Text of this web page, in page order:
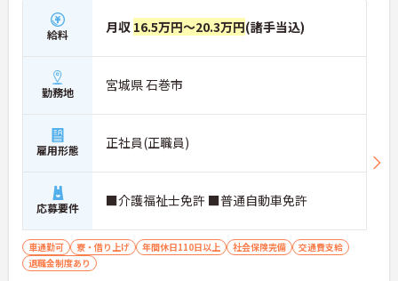
給料 月収 16.5万円～20.3万円(諸手当込)
勤務地 宮城県 石巻市
雇用形態 正社員(正職員)
応募要件 ■介護福祉士免許 ■普通自動車免許
車通勤可 寮・借り上げ 年間休日110日以上 社会保険完備
交通費支給
退職金制度あり